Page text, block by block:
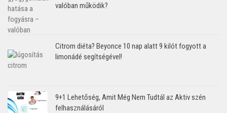
valóban működik?
Citrom diéta? Beyonce 10 nap alatt 9 kilót fogyott a
limonádé segítségével!
9+1 Lehetőség, Amit Még Nem Tudtál az Aktiv szén
felhasználásáról